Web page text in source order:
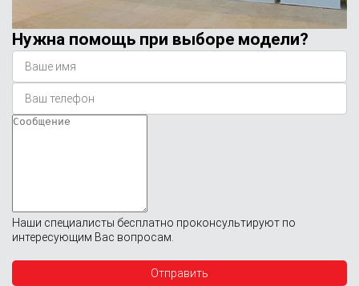
Нужна помощь при выборе модели?
Наши специалисты бесплатно проконсультируют по
интересующим Вас вопросам.